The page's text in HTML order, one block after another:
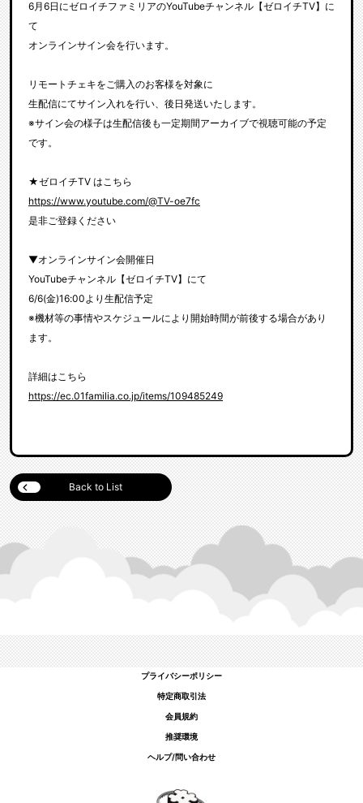
6月6日にゼロイチファミリアのYouTubeチャンネル【ゼロイチTV】に
て
オンラインサイン会を行います。
リモートチェキをご購入のお客様を対象に
生配信にてサイン入れを行い、後日発送いたします。
※サイン会の様子は生配信後も一定期間アーカイブで視聴可能の予定
です。
★ゼロイチTV はこちら
https://www.youtube.com/@TV-oe7fc
是非ご登録ください
▼オンラインサイン会開催日
YouTubeチャンネル【ゼロイチTV】にて
6/6(金)16:00より生配信予定
※機材等の事情やスケジュールにより開始時間が前後する場合があり
ます。
詳細はこちら
https://ec.01familia.co.jp/items/109485249
Back to List
プライバシーポリシー
特定商取引法
会員規約
推奨環境
ヘルプ/問い合わせ